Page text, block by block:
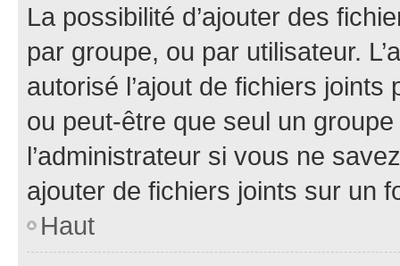
La possibilité d’ajouter des
par groupe, ou par utilisateur.
autorisé l’ajout de fichiers
ou peut-être que seul un
l’administrateur si vous ne
ajouter de fichiers joints sur un
Haut